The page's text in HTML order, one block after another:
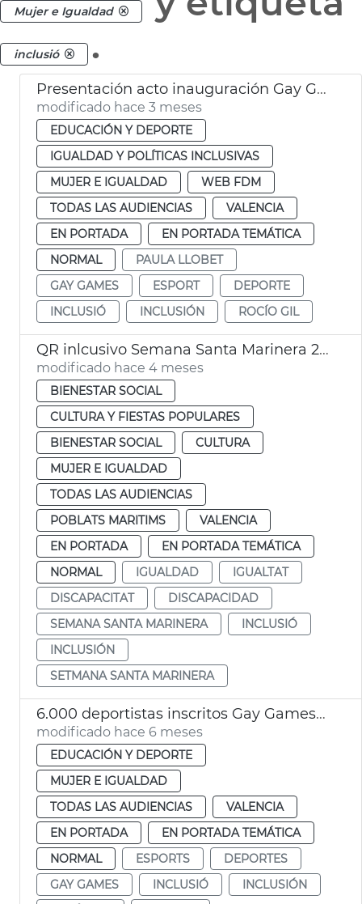
Mujer e Igualdad
inclusió .
Presentación acto inauguración Gay Games València 2026
modificado hace 3 meses
EDUCACIÓN Y DEPORTE
IGUALDAD Y POLÍTICAS INCLUSIVAS
MUJER E IGUALDAD
WEB FDM
TODAS LAS AUDIENCIAS
VALENCIA
EN PORTADA
EN PORTADA TEMÁTICA
NORMAL
PAULA LLOBET
GAY GAMES
ESPORT
DEPORTE
INCLUSIÓ
INCLUSIÓN ROCÍO GIL
QR inlcusivo Semana Santa Marinera 2026
modificado hace 4 meses
BIENESTAR SOCIAL
CULTURA Y FIESTAS POPULARES
BIENESTAR SOCIAL
CULTURA
MUJER E IGUALDAD
TODAS LAS AUDIENCIAS
POBLATS MARITIMS
VALENCIA
EN PORTADA
EN PORTADA TEMÁTICA
NORMAL
IGUALDAD
IGUALTAT
DISCAPACITAT
DISCAPACIDAD
SEMANA SANTA MARINERA
INCLUSIÓ
INCLUSIÓN
SETMANA SANTA MARINERA
6.000 deportistas inscritos Gay Games 2026
modificado hace 6 meses
EDUCACIÓN Y DEPORTE
MUJER E IGUALDAD
TODAS LAS AUDIENCIAS
VALENCIA
EN PORTADA
EN PORTADA TEMÁTICA
NORMAL
ESPORTS
DEPORTES
GAY GAMES
INCLUSIÓ
INCLUSIÓN